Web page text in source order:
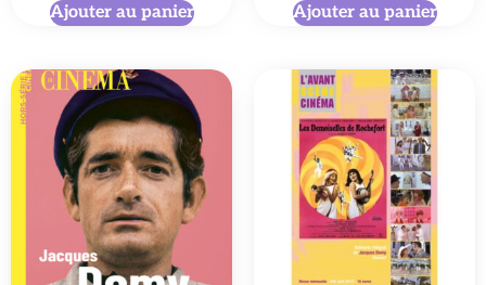
Ajouter au panier Ajouter au panier